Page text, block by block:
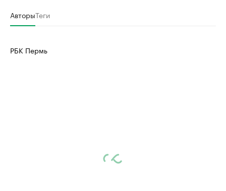
АвторыТеги
РБК Пермь